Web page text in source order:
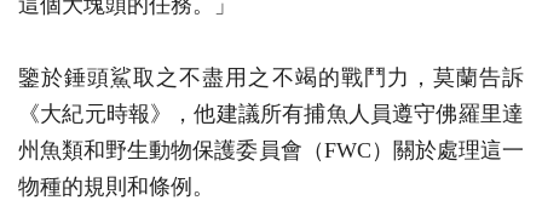
這個大塊頭的任務。」
鑒於錘頭鯊取之不盡用之不竭的戰鬥力，莫蘭告訴
《大紀元時報》，他建議所有捕魚人員遵守佛羅里達
州魚類和野生動物保護委員會（FWC）關於處理這一
物種的規則和條例。